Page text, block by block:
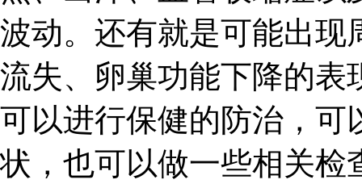
波动。还有就是可能出现
流失、卵巢功能下降的表
可以进行保健的防治，可
状，也可以做一些相关检